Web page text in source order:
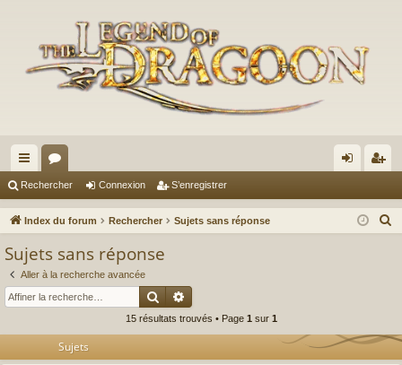
cc
ès
pi
de
or
u ne nr
Rechercher Connexion S’enregistrer
Index du forum Rechercher Sujets sans réponse
c
h
Sujets sans réponse
Aller à la recherche avancée
Rechercher
Recherche avancée
15 résultats trouvés • Page 1 sur 1
Sujets